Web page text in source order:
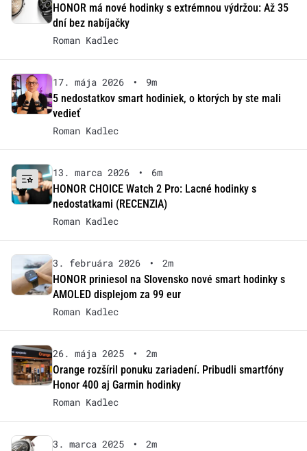
HONOR má nové hodinky s extrémnou výdržou: Až 35
dní bez nabíjačky
Roman Kadlec
17. mája 2026 •
9m
5 nedostatkov smart hodiniek, o ktorých by ste mali
vedieť
Roman Kadlec
13. marca 2026 •
6m
HONOR CHOICE Watch 2 Pro: Lacné hodinky s
nedostatkami (RECENZIA)
Roman Kadlec
3. februára 2026 •
2m
HONOR priniesol na Slovensko nové smart hodinky s
AMOLED displejom za 99 eur
Roman Kadlec
26. mája 2025 •
2m
Orange rozšíril ponuku zariadení. Pribudli smartfóny
Honor 400 aj Garmin hodinky
Roman Kadlec
3. marca 2025 •
2m